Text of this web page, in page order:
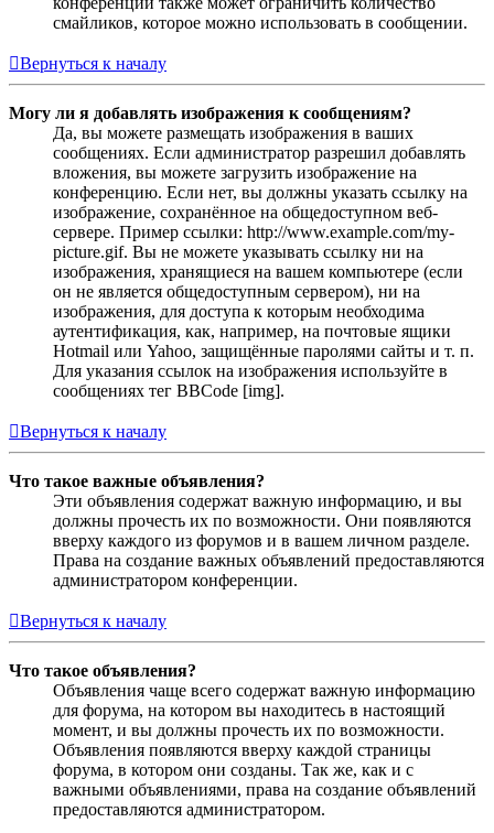
смайликов, которое можно использовать в сообщении.
Вернуться к началу
Могу ли я добавлять изображения к сообщениям?
Да, вы можете размещать изображения в ваших
сообщениях. Если администратор разрешил добавлять
вложения, вы можете загрузить изображение на
конференцию. Если нет, вы должны указать ссылку на
изображение, сохранённое на общедоступном веб-
сервере. Пример ссылки: http://www.example.com/my-
picture.gif. Вы не можете указывать ссылку ни на
изображения, хранящиеся на вашем компьютере (если
он не является общедоступным сервером), ни на
изображения, для доступа к которым необходима
аутентификация, как, например, на почтовые ящики
Hotmail или Yahoo, защищённые паролями сайты и т. п.
Для указания ссылок на изображения используйте в
сообщениях тег BBCode [img].
Вернуться к началу
Что такое важные объявления?
Эти объявления содержат важную информацию, и вы
должны прочесть их по возможности. Они появляются
вверху каждого из форумов и в вашем личном разделе.
Права на создание важных объявлений предоставляются
администратором конференции.
Вернуться к началу
Что такое объявления?
Объявления чаще всего содержат важную информацию
для форума, на котором вы находитесь в настоящий
момент, и вы должны прочесть их по возможности.
Объявления появляются вверху каждой страницы
форума, в котором они созданы. Так же, как и с
важными объявлениями, права на создание объявлений
предоставляются администратором.